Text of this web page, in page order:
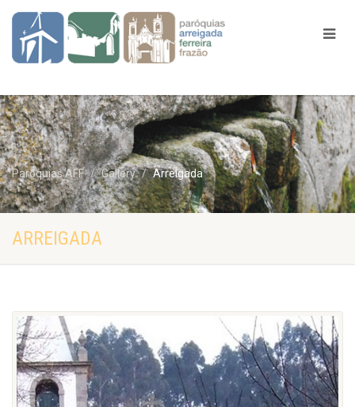
Paróquias AFF Gallery Arreigada
ARREIGADA